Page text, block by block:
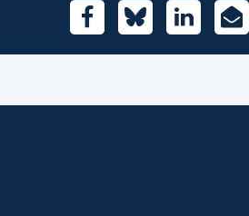
FacebookBlueskyLinkedIn
E-